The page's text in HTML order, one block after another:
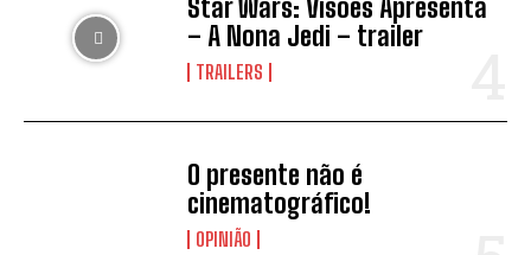
Star Wars: Visões Apresenta
– A Nona Jedi – trailer
TRAILERS
O presente não é
cinematográfico!
OPINIÃO